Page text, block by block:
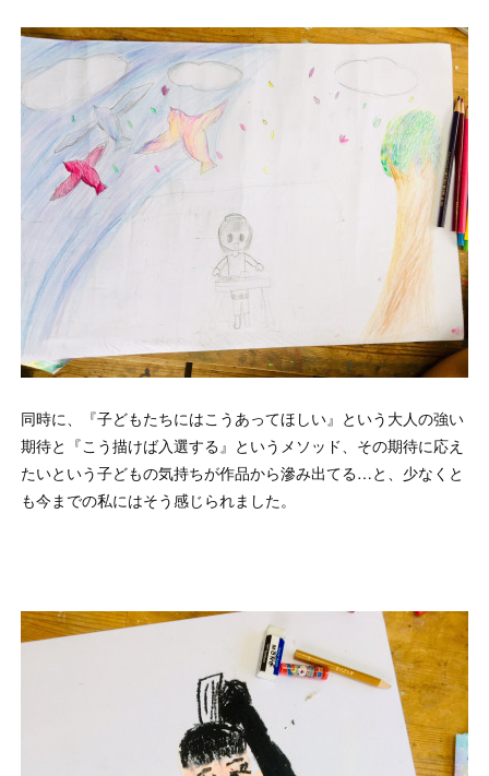
同時に、『子どもたちにはこうあってほしい』という大人の強い
期待と『こう描けば入選する』というメソッド、その期待に応え
たいという子どもの気持ちが作品から滲み出てる…と、少なくと
も今までの私にはそう感じられました。